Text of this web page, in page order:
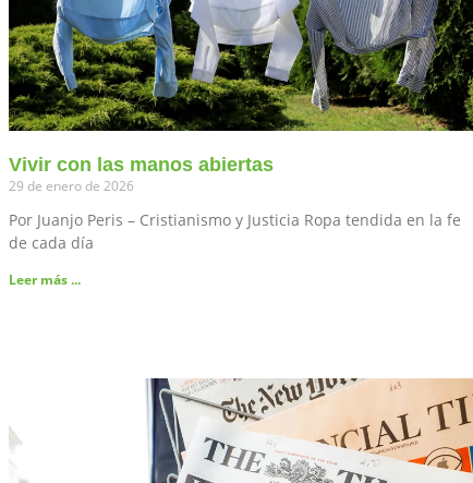
Vivir con las manos abiertas
29 de enero de 2026
Por Juanjo Peris – Cristianismo y Justicia Ropa tendida en la fe
de cada día
Leer más ...